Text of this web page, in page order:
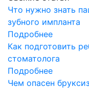
Что нужно знать
зубного импланта
Подробнее
Как подготовить
стоматолога
Подробнее
Чем опасен